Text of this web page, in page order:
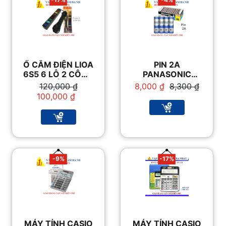
Ổ CẮM ĐIỆN LIOA
6S5 6 LỖ 2 CÔNG
TẮC
120,000₫
Giá
gốc
120,000 ₫.
100,000 ₫
Giá
hiện
là:
100,000 ₫.
PIN 2A
PANASONIC
CHÍNH HÃNG
8,300₫
Giá
là:
8,300 ₫.
8,000 ₫ Giá
tại
là:
-9%
MÁY TÍNH CASIO
-17%
MÁY TÍNH CASIO